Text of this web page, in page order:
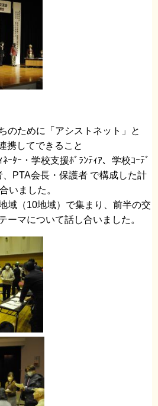
のために「アシストネット」と
携してできること
ﾀｰ・学校支援ﾎﾞﾗﾝﾃｨｱ、学校ｺｰﾃﾞ
、PTA会長・保護者 で構成した計
いました。
（10地域）で集まり、前半の交
ーマについて話し合いました。